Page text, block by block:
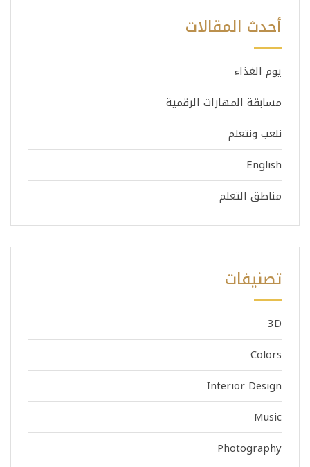
أحدث المقالات
يوم الغذاء
مسابقة المهارات الرقمية
نلعب ونتعلم
English
مناطق التعلم
تصنيفات
3D
Colors
Interior Design
Music
Photography